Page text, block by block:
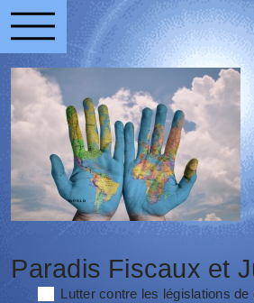
Paradis Fiscaux et
Lutter contre les législations